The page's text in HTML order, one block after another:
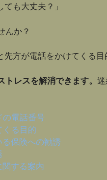
も大丈夫？」
んか？
先方が電話をかけてくる
レスを解消できます。
電話番号
る目的
保険への勧誘
する案内